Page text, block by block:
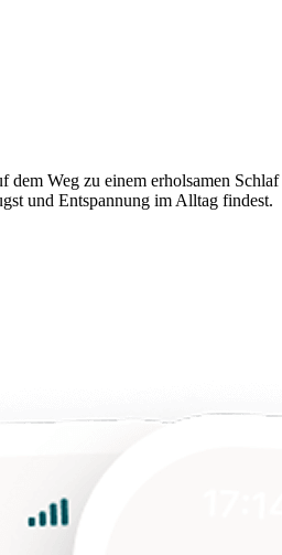
Weg zu einem erholsamen
und Entspannung im Alltag findest.